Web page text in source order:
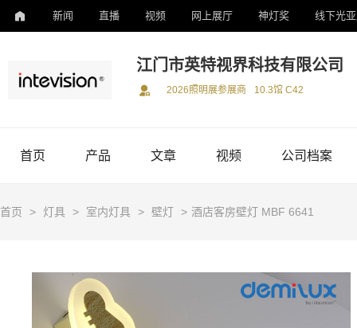
新闻 直播 视频 网上展厅 神灯奖 线下光
江门市英特视界科技有限公司
2026照明展参展商 10.3馆 C42
首页 产品 文章 视频 公司档案
首页 > 灯具 > 室内灯具 > 壁灯 > 酒店客房壁灯 MBF 6641